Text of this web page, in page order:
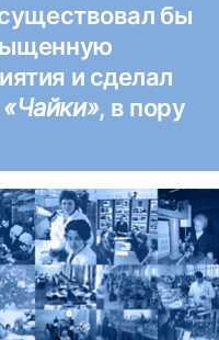
бы
и сделал
«Чайки», в пору